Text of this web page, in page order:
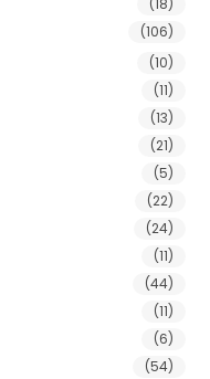
(18)
(106)
(10)
(11)
(13)
(21)
(5)
(22)
(24)
(11)
(44)
(11)
(6)
(54)